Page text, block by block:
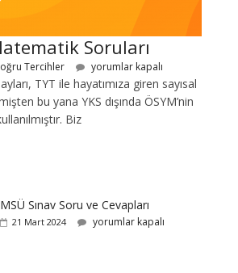
Soruları
Tercihler yorumlar kapalı
TYT ile hayatımıza giren sayısal
bu yana YKS dışında ÖSYM’nin
Biz
MSÜ Sınav Soru ve Cevapları
21 Mart 2024 yorumlar kapalı